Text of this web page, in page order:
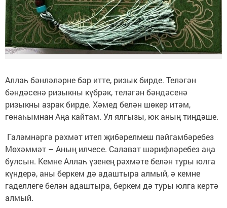
Аллаһ бәнләләрне бар итте, ризык бирде. Теләгән
бәндәсенә ризыкны күбрәк, теләгән бәндәсенә
ризыкны азрак бирде. Хәмед белән шөкер итәм,
гөнаһымнан Аңа кайтам. Ул ялгызы, юк аның тиңдәше.
Галәмнәргә рәхмәт итеп җибәрелмеш пәйгамбәребез
Мөхәммәт – Аның илчесе. Салават шәрифләребез аңа
булсын. Кемне Аллаһ үзенең рәхмәте белән туры юлга
күндерә, аны беркем дә адаштыра алмый, ә кемне
гаделлеге белән адаштыра, беркем дә туры юлга кертә
алмый.